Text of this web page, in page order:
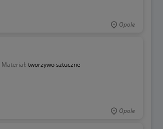
Opole
Materiał: tworzywo sztuczne
Opole